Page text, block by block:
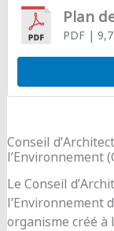
Plan
PDF|
Conseil
l’Environnement
Le Conseil
l’Environnement
organisme créé à